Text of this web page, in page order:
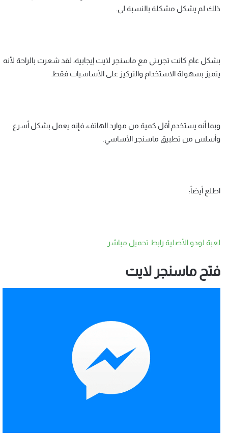
ذلك لم يشكل مشكلة بالنسبة لي.
بشكل عام كانت تجربتي مع ماسنجر لايت إيجابية، لقد شعرت بالراحة لأنه
يتميز بسهولة الاستخدام والتركيز على الأساسيات فقط.
وبما أنه يستخدم أقل كمية من موارد الهاتف، فإنه يعمل بشكل أسرع
وأسلس من تطبيق ماسنجر الأساسي.
اطلع أيضاً:
لعبة لودو الأصلية رابط تحميل مباشر
فتح ماسنجر لايت